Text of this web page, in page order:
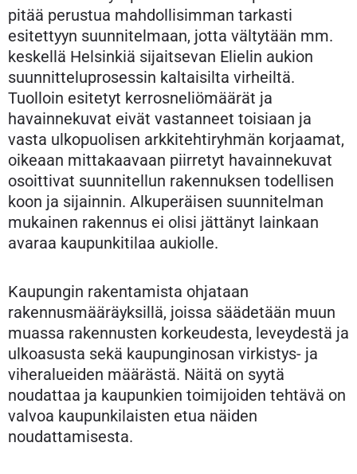
pitää perustua mahdollisimman tarkasti
esitettyyn suunnitelmaan, jotta vältytään mm.
keskellä Helsinkiä sijaitsevan Elielin aukion
suunnitteluprosessin kaltaisilta virheiltä.
Tuolloin esitetyt kerrosneliömäärät ja
havainnekuvat eivät vastanneet toisiaan ja
vasta ulkopuolisen arkkitehtiryhmän korjaamat,
oikeaan mittakaavaan piirretyt havainnekuvat
osoittivat suunnitellun rakennuksen todellisen
koon ja sijainnin. Alkuperäisen suunnitelman
mukainen rakennus ei olisi jättänyt lainkaan
avaraa kaupunkitilaa aukiolle.
Kaupungin rakentamista ohjataan
rakennusmääräyksillä, joissa säädetään muun
muassa rakennusten korkeudesta, leveydestä ja
ulkoasusta sekä kaupunginosan virkistys- ja
viheralueiden määrästä. Näitä on syytä
noudattaa ja kaupunkien toimijoiden tehtävä on
valvoa kaupunkilaisten etua näiden
noudattamisesta.